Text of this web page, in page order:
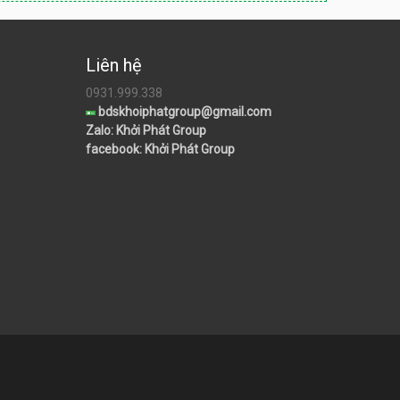
Liên hệ
0931.999.338
bdskhoiphatgroup@gmail.com
Zalo: Khởi Phát Group
facebook: Khởi Phát Group